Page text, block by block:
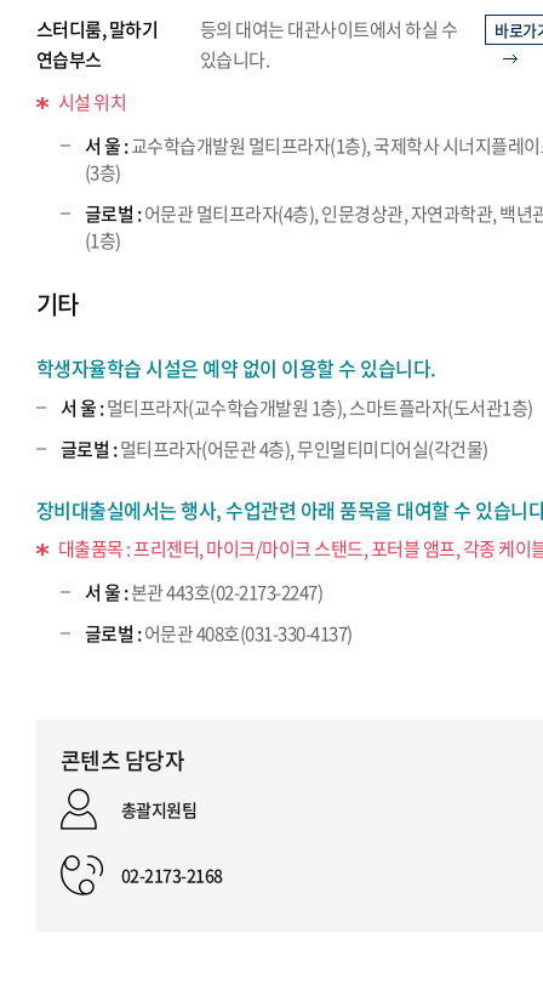
스터디룸, 말하기
연습부스
등의 대여는 대관사이트에서 하실 수
있습니다.
바로가
시설 위치
서 울 :교수학습개발원 멀티프라자(1층), 국제학사 시너지플레
(3층)
글로벌 :어문관 멀티프라자(4층), 인문경상관, 자연과학관, 백년
(1층)
기타
학생자율학습 시설은 예약 없이 이용할 수 있습니다.
서 울 :멀티프라자(교수학습개발원 1층), 스마트플라자(도서관1층)
글로벌 :멀티프라자(어문관 4층), 무인멀티미디어실(각건물)
장비대출실에서는 행사, 수업관련 아래 품목을 대여할 수 있습니
대출품목 : 프리젠터, 마이크/마이크 스탠드, 포터블 앰프, 각종 케이
서 울 :본관 443호(02-2173-2247)
글로벌 :어문관 408호(031-330-4137)
콘텐츠 담당자
총괄지원팀
02-2173-2168